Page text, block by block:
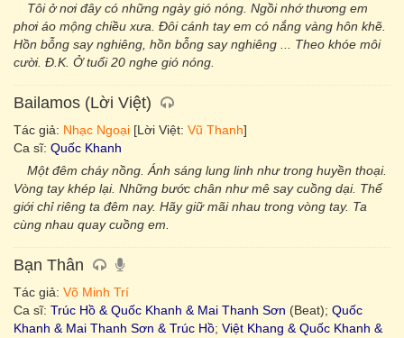
Tôi ở nơi đây có những ngày gió nóng. Ngồi nhớ thương em
phơi áo mộng chiều xưa. Đôi cánh tay em có nắng vàng hôn khẽ.
Hồn bỗng say nghiêng, hồn bỗng say nghiêng ... Theo khóe môi
cười. Đ.K. Ở tuổi 20 nghe gió nóng.
Bailamos (Lời Việt)
Tác giả: Nhạc Ngoại [Lời Việt: Vũ Thanh]
Ca sĩ: Quốc Khanh
Một đêm cháy nồng. Ánh sáng lung linh như trong huyền thoại.
Vòng tay khép lại. Những bước chân như mê say cuồng dại. Thế
giới chỉ riêng ta đêm nay. Hãy giữ mãi nhau trong vòng tay. Ta
cùng nhau quay cuồng em.
Bạn Thân
Tác giả: Võ Minh Trí
Ca sĩ: Trúc Hồ & Quốc Khanh & Mai Thanh Sơn (Beat); Quốc
Khanh & Mai Thanh Sơn & Trúc Hồ; Việt Khang & Quốc Khanh &